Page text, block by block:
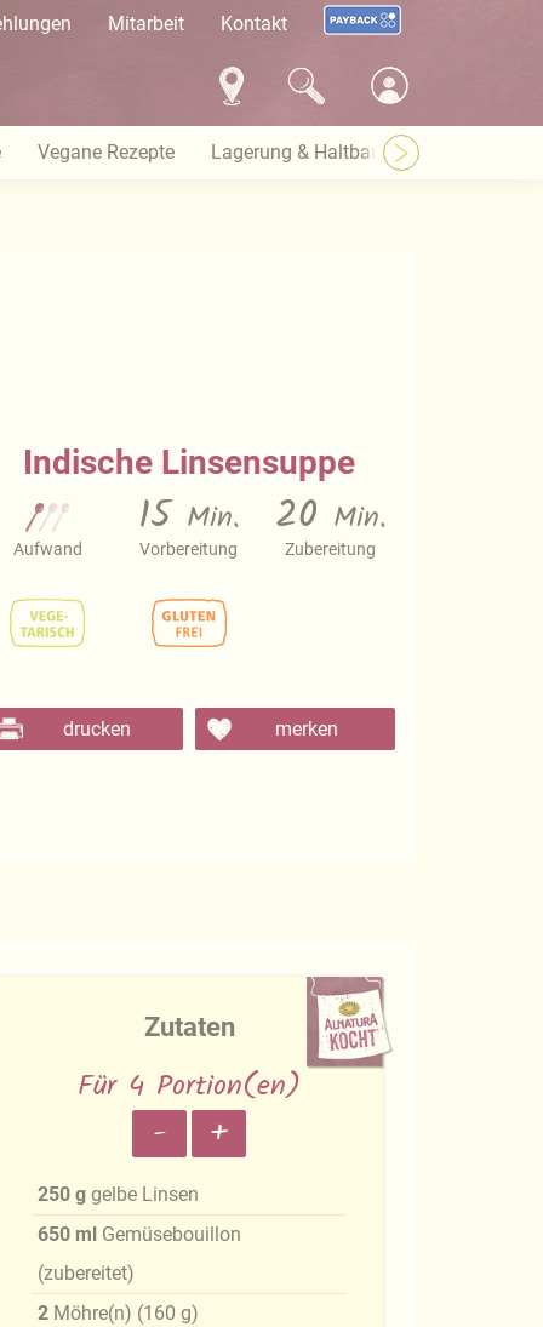
Mitarbeit Kontakt
Vegane Rezepte Lagerung & Haltbarkeit
Indische Linsensuppe
Aufwand
15 Min.
Vorbereitung
20 Min.
Zubereitung
drucken merken
Zutaten
Für 4 Portion(en)
- +
250 g gelbe Linsen
650 ml Gemüsebouillon
(zubereitet)
2 Möhre(n) (160 g)